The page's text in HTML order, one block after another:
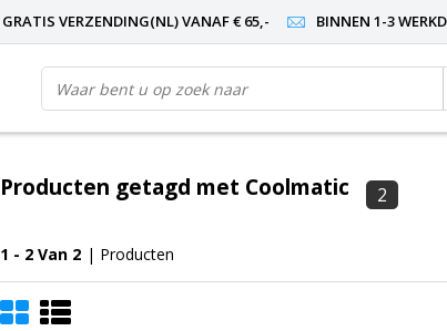
GRATIS VERZENDING(NL) VANAF € 65,- BINNEN 1-3
Producten getagd met Coolmatic 2
1 - 2 Van 2 | Producten